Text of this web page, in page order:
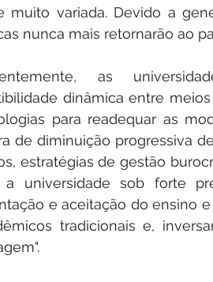
muito variada. Devido a
nunca mais retornarão ao
as
dinâmica entre
para readequar as
de diminuição progressiva
estratégias de gestão
a universidade sob forte
e aceitação do ensino
tradicionais e,